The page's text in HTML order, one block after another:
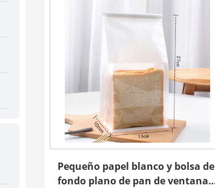
Pequeño papel blanco y bolsa de
fondo plano de pan de ventana